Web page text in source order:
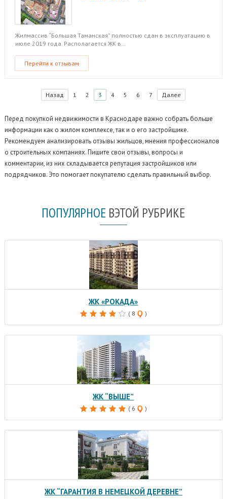
Жилмассив “Большая Таманская” полностью сдан в эксплуатацию в
июле 2019 года. Располагается ЖК в…
Перейти к отзывам
Назад 1 2 3 4 5 6 7 Далее
Перед покупкой недвижимости в Краснодаре важно собрать больше
информации как о жилом комплексе, так и о его застройщике.
Рекомендуем анализировать отзывы жильцов, мнения профессионалов
о строительных компаниях. Пишите свои отзывы, вопросы и
комментарии, из них складывается репутация застройщиков или
подрядчиков. Это помогает покупателю сделать правильный выбор.
ПОПУЛЯРНОЕ ВЭТОЙ РУБРИКЕ
ЖК «РОКАДА»
( 8 )
ЖК “ВЫШЕ”
( 6 )
ЖК “ГАРАНТИЯ В НЕМЕЦКОЙ ДЕРЕВНЕ”